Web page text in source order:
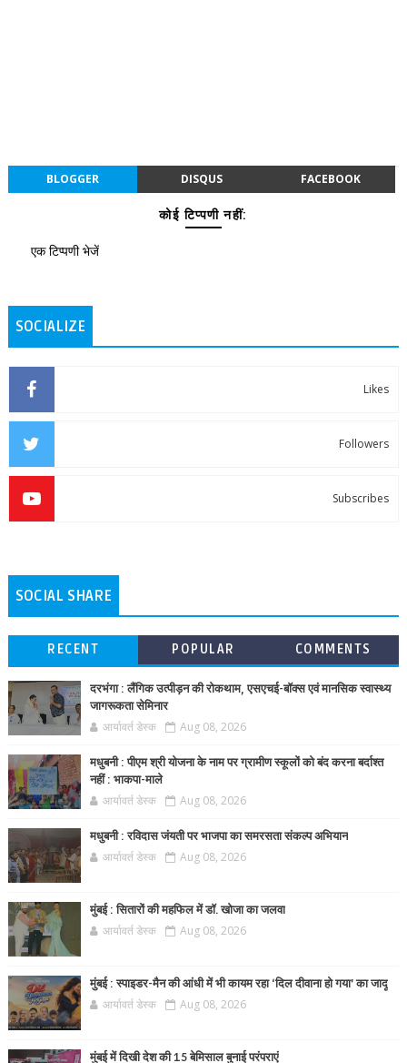
BLOGGER DISQUS FACEBOOK
कोई टिप्पणी नहीं:
एक टिप्पणी भेजें
SOCIALIZE
Likes
Followers
Subscribes
SOCIAL SHARE
RECENT POPULAR COMMENTS
दरभंगा : लैंगिक उत्पीड़न की रोकथाम, एसएचई-बॉक्स एवं मानसिक स्वास्थ्य
जागरूकता सेमिनार
आर्यावर्त डेस्क Aug 08, 2026
मधुबनी : पीएम श्री योजना के नाम पर ग्रामीण स्कूलों को बंद करना बर्दाश्त
नहीं : भाकपा-माले
आर्यावर्त डेस्क Aug 08, 2026
मधुबनी : रविदास जंयती पर भाजपा का समरसता संकल्प अभियान
आर्यावर्त डेस्क Aug 08, 2026
मुंबई : सितारों की महफिल में डॉ. खोजा का जलवा
आर्यावर्त डेस्क Aug 08, 2026
मुंबई : स्पाइडर-मैन की आंधी में भी कायम रहा ‘दिल दीवाना हो गया’ का जादू
आर्यावर्त डेस्क Aug 08, 2026
मुंबई में दिखी देश की 15 बेमिसाल बुनाई परंपराएं